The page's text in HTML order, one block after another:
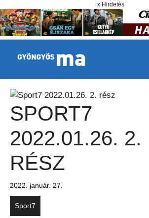
x Hirdetés
SPORT7
2022.01.26. 2.
RÉSZ
2022. január. 27.
Sport7